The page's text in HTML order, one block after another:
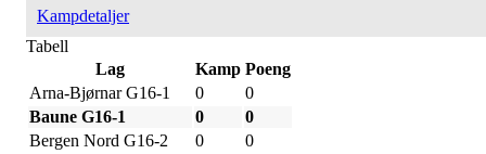
Kampdetaljer
Tabell
Lag
Kamp Poeng
Arna-Bjørnar G16-1
0
0
Baune G16-1
0
0
Bergen Nord G16-2
0
0